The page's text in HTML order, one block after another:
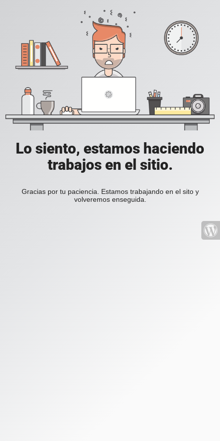
Lo siento, estamos haciendo
trabajos en el sitio.
Gracias por tu paciencia. Estamos trabajando en el sito y
volveremos enseguida.